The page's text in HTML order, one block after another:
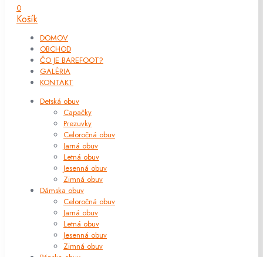
0
Košík
DOMOV
OBCHOD
ČO JE BAREFOOT?
GALÉRIA
KONTAKT
Detská obuv
Capačky
Prezuvky
Celoročná obuv
Jarná obuv
Letná obuv
Jesenná obuv
Zimná obuv
Dámska obuv
Celoročná obuv
Jarná obuv
Letná obuv
Jesenná obuv
Zimná obuv